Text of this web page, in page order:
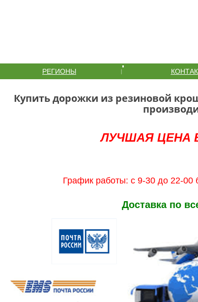
РЕГИОНЫ |
Купить дорожки из резиновой
ЛУЧШАЯ ЦЕНА
График работы: с 9-30 до 22-
Доставка по